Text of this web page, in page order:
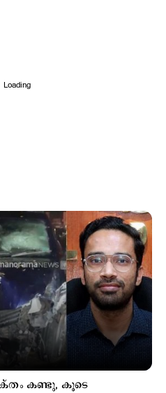
വെല്ലുവിളി;
പ്രത്യേക സംഘം
കണ്ടു, കൂടെ